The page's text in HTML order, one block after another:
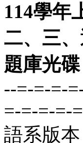
114學年
二、三
題庫光碟
--=-=-=-
=-=-=-=-
語系版